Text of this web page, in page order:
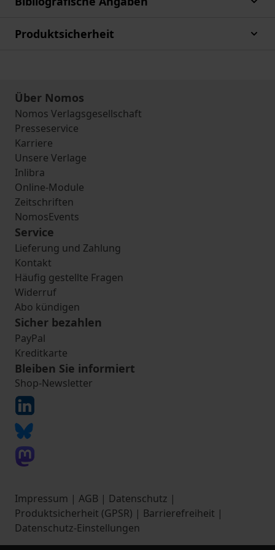
Produktsicherheit
Über Nomos
Nomos Verlagsgesellschaft
Presseservice
Karriere
Unsere Verlage
Inlibra
Online-Module
Zeitschriften
NomosEvents
Service
Lieferung und Zahlung
Kontakt
Häufig gestellte Fragen
Widerruf
Abo kündigen
Sicher bezahlen
PayPal
Kreditkarte
Bleiben Sie informiert
Shop-Newsletter
Impressum | AGB | Datenschutz |
Produktsicherheit (GPSR) | Barrierefreiheit |
Datenschutz-Einstellungen